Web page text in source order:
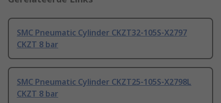
SMC Pneumatic Cylinder CKZT32-105S-X2797
CKZT 8 bar
SMC Pneumatic Cylinder CKZT25-105S-X2798L
CKZT 8 bar